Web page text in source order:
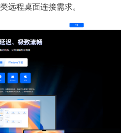
远程桌面连接需求。